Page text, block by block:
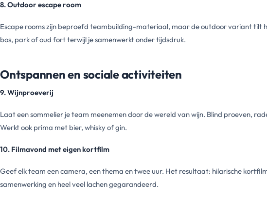
8. Outdoor escape room
Escape rooms zijn beproefd teambuilding-materiaal, maar de outdoor variant tilt
bos, park of oud fort terwijl je samenwerkt onder tijdsdruk.
Ontspannen en sociale activiteiten
9. Wijnproeverij
Laat een sommelier je team meenemen door de wereld van wijn. Blind proeven,
Werkt ook prima met bier, whisky of gin.
10. Filmavond met eigen kortfilm
Geef elk team een camera, een thema en twee uur. Het resultaat: hilarische
samenwerking en heel veel lachen gegarandeerd.